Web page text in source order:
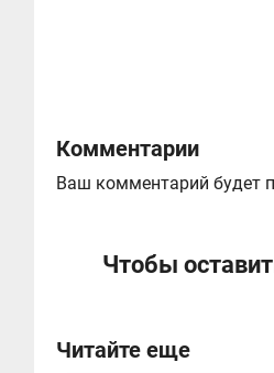
Комментарии
Ваш комментарий будет
Чтобы
Читайте еще